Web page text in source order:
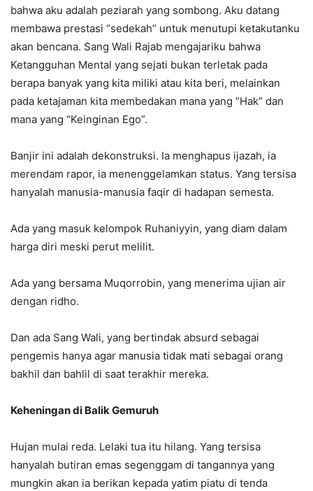
bahwa aku adalah peziarah yang sombong. Aku datang
membawa prestasi “sedekah” untuk menutupi ketakutanku
akan bencana. Sang Wali Rajab mengajariku bahwa
Ketangguhan Mental yang sejati bukan terletak pada
berapa banyak yang kita miliki atau kita beri, melainkan
pada ketajaman kita membedakan mana yang “Hak” dan
mana yang “Keinginan Ego”.
Banjir ini adalah dekonstruksi. Ia menghapus ijazah, ia
merendam rapor, ia menenggelamkan status. Yang tersisa
hanyalah manusia-manusia faqir di hadapan semesta.
Ada yang masuk kelompok Ruhaniyyin, yang diam dalam
harga diri meski perut melilit.
Ada yang bersama Muqorrobin, yang menerima ujian air
dengan ridho.
Dan ada Sang Wali, yang bertindak absurd sebagai
pengemis hanya agar manusia tidak mati sebagai orang
bakhil dan bahlil di saat terakhir mereka.
Keheningan di Balik Gemuruh
Hujan mulai reda. Lelaki tua itu hilang. Yang tersisa
hanyalah butiran emas segenggam di tangannya yang
mungkin akan ia berikan kepada yatim piatu di tenda